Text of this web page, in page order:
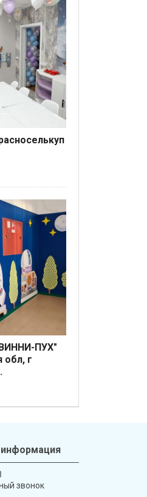
ПУХ"
обл, г
информация
звонок